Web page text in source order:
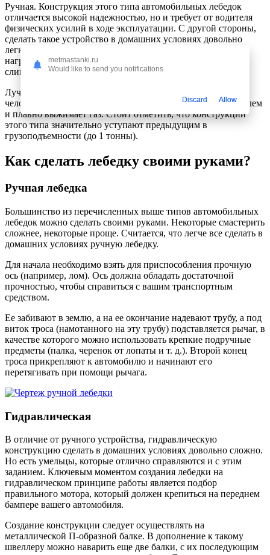
Ручная. Конструкция этого типа автомобильных лебедок
отличается высокой надежностью, но и требует от водителя
физических усилий в ходе эксплуатации. С другой стороны,
сделать такое устройство в домашних условиях довольно
легко. Специальный рычаг способен минимизировать
нагрузки при перетаскивании застрявшего авто, но это не
слишком облегчит задачу.
Лучше всего использовать ручную лебедку в паре: один
человек снаружи, нажимает на рычаг, а другой сидит за рулем
и плавно выжимает газ. Стоит отметить, что конструкции
этого типа значительно уступают предыдущим в
грузоподъемности (до 1 тонны).
Как сделать лебедку своими руками?
Ручная лебедка
Большинство из перечисленных выше типов автомобильных
лебедок можно сделать своими руками. Некоторые смастерить
сложнее, некоторые проще. Считается, что легче все сделать в
домашних условиях ручную лебедку.
Для начала необходимо взять для приспособления прочную
ось (например, лом). Ось должна обладать достаточной
прочностью, чтобы справиться с вашим транспортным
средством.
Ее забивают в землю, а на ее окончание надевают трубу, а под
виток троса (намотанного на эту трубу) подставляется рычаг, в
качестве которого можно использовать крепкие подручные
предметы (палка, черенок от лопаты и т. д.). Второй конец
троса прикрепляют к автомобилю и начинают его
перетягивать при помощи рычага.
Гидравлическая
В отличие от ручного устройства, гидравлическую
конструкцию сделать в домашних условиях довольно сложно.
Но есть умельцы, которые отлично справляются и с этим
заданием. Ключевым моментом создания лебедки на
гидравлическом принципе работы является подбор
правильного мотора, который должен крепиться на переднем
бампере вашего автомобиля.
Создание конструкции следует осуществлять на
металлической П-образной балке. В дополнение к такому
швеллеру можно наварить еще две балки, с их последующим
metmastanki.ru
Would like to send you notifications
Discard Allow